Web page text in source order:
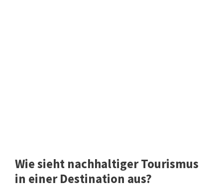
Wie sieht nachhaltiger Tourismus
in einer Destination aus?